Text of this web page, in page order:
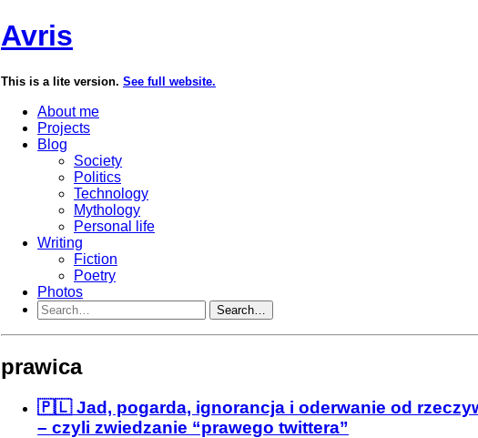
Avris
This is a lite version. See full website.
About me
Projects
Blog
Society
Politics
Technology
Mythology
Personal life
Writing
Fiction
Poetry
Photos
Search…
prawica
🇵🇱 Jad, pogarda, ignorancja i oderwanie od
– czyli zwiedzanie “prawego twittera”